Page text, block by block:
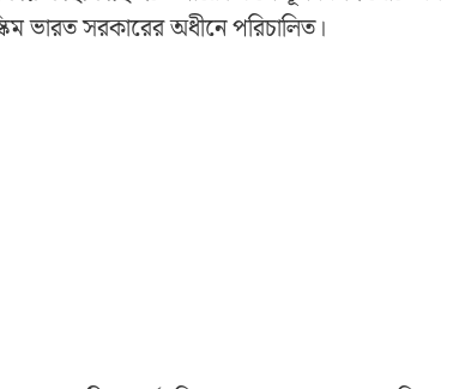
ভারত সরকারের অধীনে পরিচালিত।